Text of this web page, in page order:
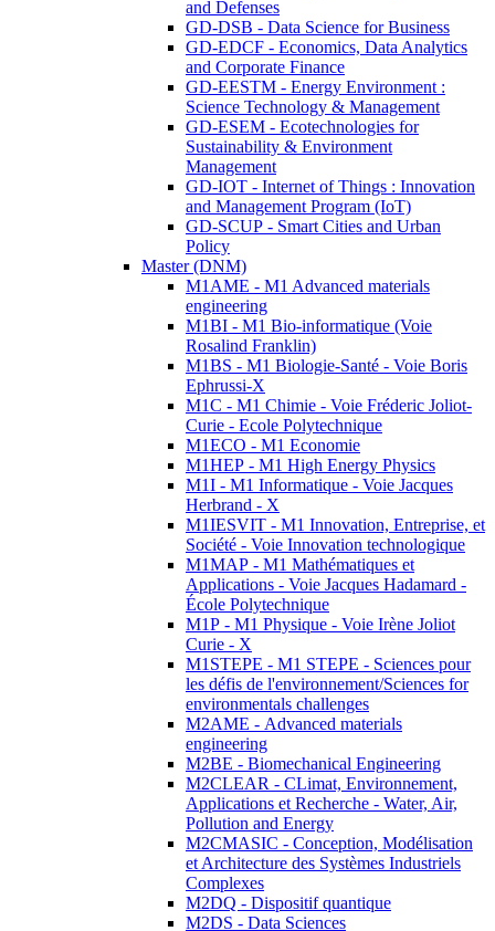
and Defenses
GD-DSB - Data Science for Business
GD-EDCF - Economics, Data Analytics
and Corporate Finance
GD-EESTM - Energy Environment :
Science Technology & Management
GD-ESEM - Ecotechnologies for
Sustainability & Environment
Management
GD-IOT - Internet of Things : Innovation
and Management Program (IoT)
GD-SCUP - Smart Cities and Urban
Policy
Master (DNM)
M1AME - M1 Advanced materials
engineering
M1BI - M1 Bio-informatique (Voie
Rosalind Franklin)
M1BS - M1 Biologie-Santé - Voie Boris
Ephrussi-X
M1C - M1 Chimie - Voie Fréderic Joliot-
Curie - Ecole Polytechnique
M1ECO - M1 Economie
M1HEP - M1 High Energy Physics
M1I - M1 Informatique - Voie Jacques
Herbrand - X
M1IESVIT - M1 Innovation, Entreprise, et
Société - Voie Innovation technologique
M1MAP - M1 Mathématiques et
Applications - Voie Jacques Hadamard -
École Polytechnique
M1P - M1 Physique - Voie Irène Joliot
Curie - X
M1STEPE - M1 STEPE - Sciences pour
les défis de l'environnement/Sciences for
environmentals challenges
M2AME - Advanced materials
engineering
M2BE - Biomechanical Engineering
M2CLEAR - CLimat, Environnement,
Applications et Recherche - Water, Air,
Pollution and Energy
M2CMASIC - Conception, Modélisation
et Architecture des Systèmes Industriels
Complexes
M2DQ - Dispositif quantique
M2DS - Data Sciences